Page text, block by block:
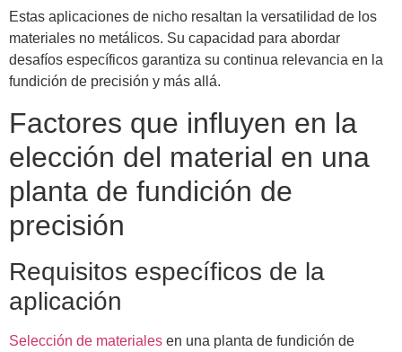
Estas aplicaciones de nicho resaltan la versatilidad de los
materiales no metálicos. Su capacidad para abordar
desafíos específicos garantiza su continua relevancia en la
fundición de precisión y más allá.
Factores que influyen en la
elección del material en una
planta de fundición de
precisión
Requisitos específicos de la
aplicación
Selección de materiales en una planta de fundición de